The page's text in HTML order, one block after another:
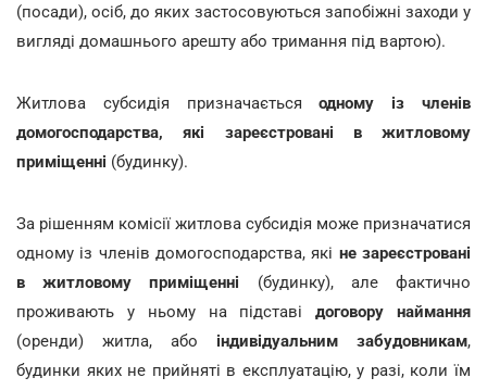
(посади), осіб, до яких застосовуються запобіжні заходи у
вигляді домашнього арешту або тримання під вартою).
Житлова субсидія призначаєтьсяодному із членів
домогосподарства, які зареєстровані в житловому
приміщенні (будинку).
За рішенням комісії житлова субсидія може призначатися
одному із членів домогосподарства, які не зареєстровані
в житловому приміщенні (будинку), але фактично
проживають у ньому на підставідоговору наймання
(оренди) житла, або індивідуальним забудовникам,
будинки яких не прийняті в експлуатацію, у разі, коли їм